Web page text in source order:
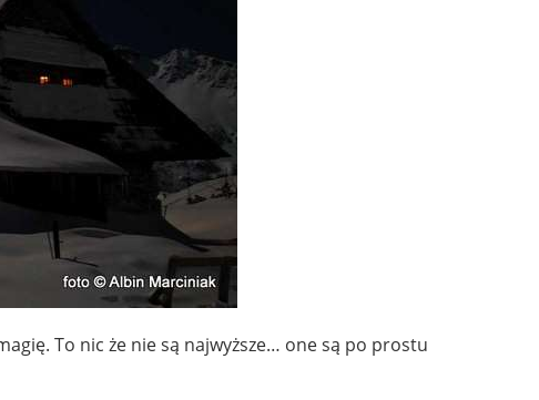
To nic że nie są najwyższe… one są po prostu